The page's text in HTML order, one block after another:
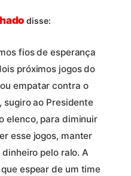
disse:
fios de esperança
próximos jogos do
empatar contra o
sugiro ao Presidente
elenco, para diminuir
esse jogos, manter
pelo ralo. A
espear de um time